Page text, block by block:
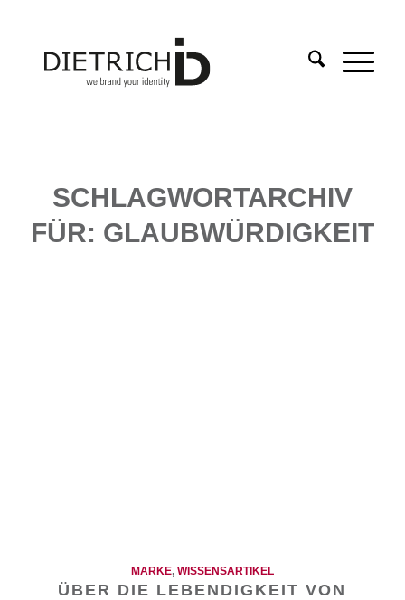
SCHLAGWORTARCHIV
FÜR: GLAUBWÜRDIGKEIT
MARKE, WISSENSARTIKEL
ÜBER DIE LEBENDIGKEIT VON